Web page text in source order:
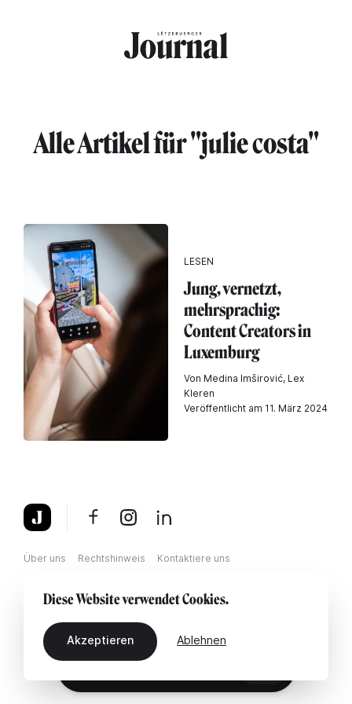
Alle Artikel für "julie costa"
LESEN
Jung, vernetzt,
mehrsprachig:
Content Creators in
Luxemburg
Von Medina Imširović, Lex
Kleren
Veröffentlicht am 11. März 2024
Über uns Rechtshinweis Kontaktiere uns
Diese Website verwendet Cookies.
Akzeptieren Ablehnen